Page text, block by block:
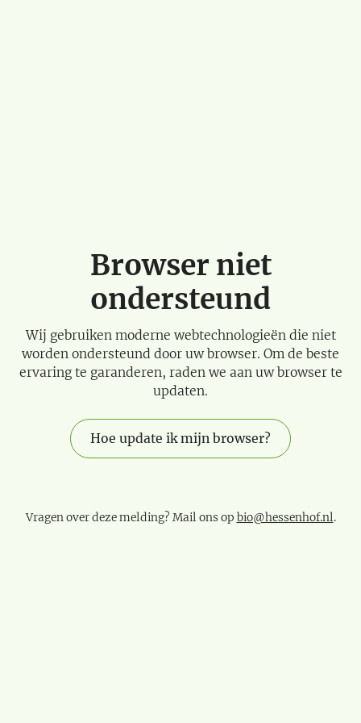
Browser niet
ondersteund
Wij gebruiken moderne webtechnologieën die niet
worden ondersteund door uw browser. Om de beste
ervaring te garanderen, raden we aan uw browser te
updaten.
Hoe update ik mijn browser?
Vragen over deze melding? Mail ons op bio@hessenhof.nl.